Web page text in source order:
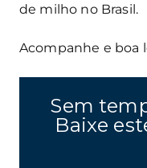
de milho no Brasil.
Acompanhe e boa
Sem
Baixe